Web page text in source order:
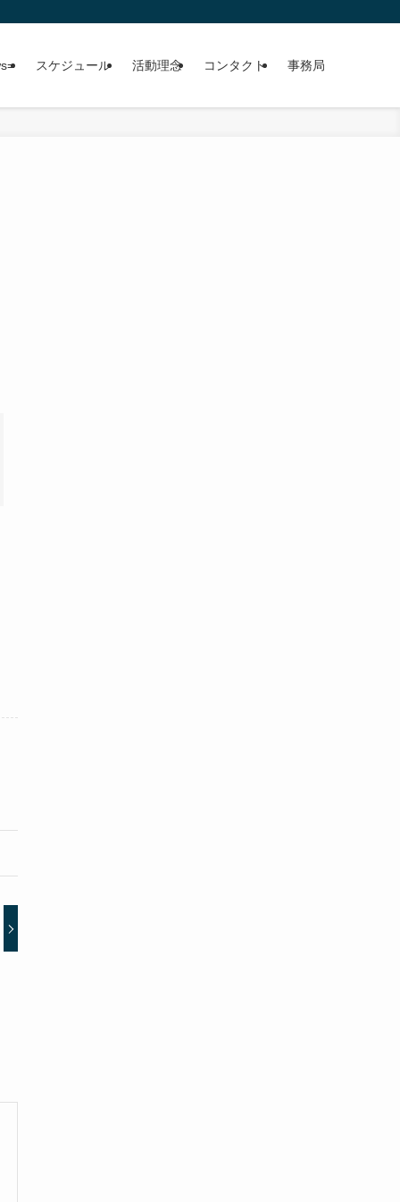
スケジュール 活動理念 コンタクト 事務局